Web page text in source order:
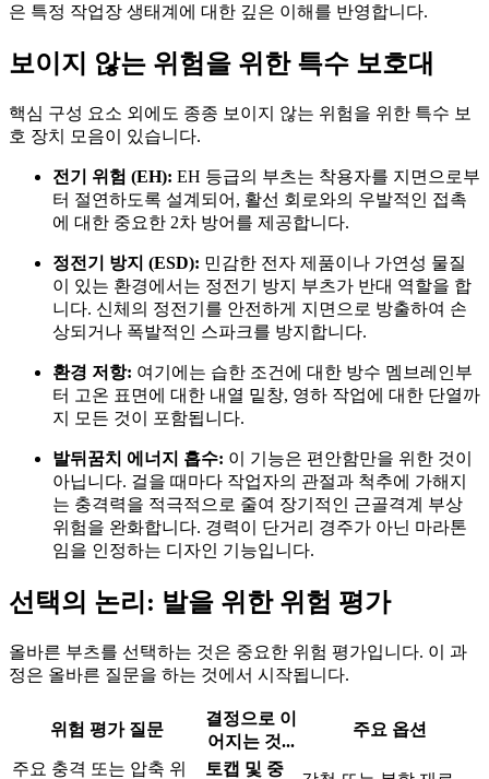
은 특정 작업장 생태계에 대한 깊은 이해를 반영합니다.
보이지 않는 위험을 위한 특수 보호대
핵심 구성 요소 외에도 종종 보이지 않는 위험을 위한 특수 보
호 장치 모음이 있습니다.
전기 위험 (EH): EH 등급의 부츠는 착용자를 지면으로부
터 절연하도록 설계되어, 활선 회로와의 우발적인 접촉
에 대한 중요한 2차 방어를 제공합니다.
정전기 방지 (ESD): 민감한 전자 제품이나 가연성 물질
이 있는 환경에서는 정전기 방지 부츠가 반대 역할을 합
니다. 신체의 정전기를 안전하게 지면으로 방출하여 손
상되거나 폭발적인 스파크를 방지합니다.
환경 저항: 여기에는 습한 조건에 대한 방수 멤브레인부
터 고온 표면에 대한 내열 밑창, 영하 작업에 대한 단열까
지 모든 것이 포함됩니다.
발뒤꿈치 에너지 흡수: 이 기능은 편안함만을 위한 것이
아닙니다. 걸을 때마다 작업자의 관절과 척추에 가해지
는 충격력을 적극적으로 줄여 장기적인 근골격계 부상
위험을 완화합니다. 경력이 단거리 경주가 아닌 마라톤
임을 인정하는 디자인 기능입니다.
선택의 논리: 발을 위한 위험 평가
올바른 부츠를 선택하는 것은 중요한 위험 평가입니다. 이 과
정은 올바른 질문을 하는 것에서 시작됩니다.
위험 평가 질문
결정으로 이
어지는 것...
주요 옵션
주요 충격 또는 압축 위 토캡 및 중